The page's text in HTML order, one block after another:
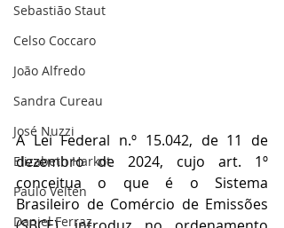
Sebastião Staut
Celso Coccaro
João Alfredo
Sandra Cureau
José Nuzzi
Elizabeth Harkot
Paulo Velten
Daniel Ferraz
A Lei Federal n.º 15.042, de 11 de
dezembro de 2024, cujo art. 1º
conceitua o que é o Sistema
Brasileiro de Comércio de Emissões